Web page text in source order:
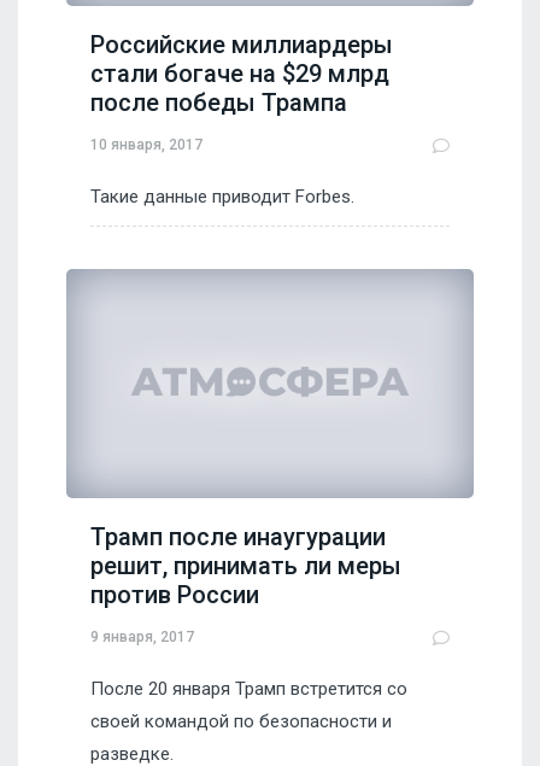
Российские миллиардеры
стали богаче на $29 млрд
после победы Трампа
10 января, 2017
Такие данные приводит Forbes.
Трамп после инаугурации
решит, принимать ли меры
против России
9 января, 2017
После 20 января Трамп встретится со
своей командой по безопасности и
разведке.